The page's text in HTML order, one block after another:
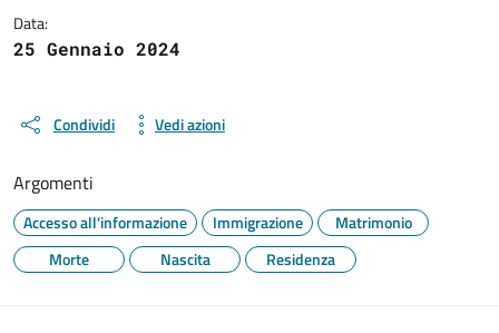
Data:
25 Gennaio 2024
Condividi Vedi azioni
Argomenti
Accesso all'informazione Immigrazione
Matrimonio
Morte
Nascita Residenza